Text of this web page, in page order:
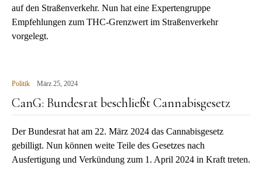
auf den Straßenverkehr. Nun hat eine Expertengruppe
Empfehlungen zum THC-Grenzwert im Straßenverkehr
vorgelegt.
Politik März 25, 2024
CanG: Bundesrat beschließt Cannabisgesetz
Der Bundesrat hat am 22. März 2024 das Cannabisgesetz
gebilligt. Nun können weite Teile des Gesetzes nach
Ausfertigung und Verkündung zum 1. April 2024 in Kraft treten.